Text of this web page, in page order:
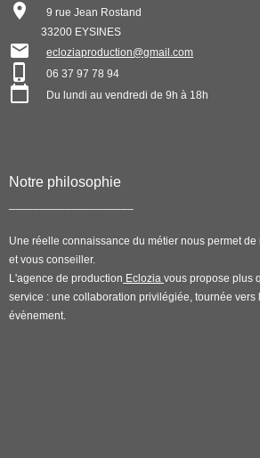
9 rue Jean Rostand
33200 EYSINES
ecloziaproduction@gmail.com
06 37 97 78 94
Du lundi au vendredi de 9h à 18h
Notre philosophie
Une réelle connaissance du métier nous permet
et vous conseiller.
L'agence de production Eclozia vous propose plus
service : une collaboration privilégiée, tournée vers
évènement.